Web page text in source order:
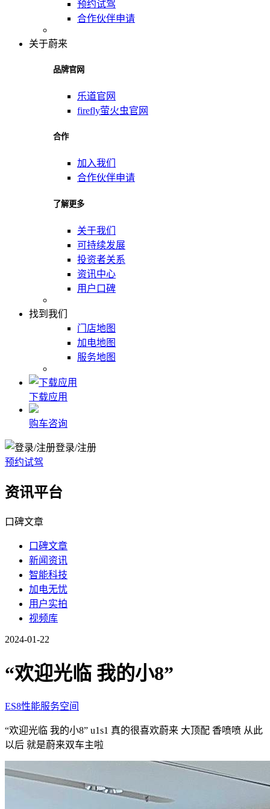
预约试驾
合作伙伴申请
关于蔚来
品牌官网
乐道官网
firefly萤火虫官网
合作
加入我们
合作伙伴申请
了解更多
关于我们
可持续发展
投资者关系
资讯中心
用户口碑
找到我们
门店地图
加电地图
服务地图
下载应用
购车咨询
登录/注册
预约试驾
资讯平台
口碑文章
口碑文章
新闻资讯
智能科技
加电无忧
用户实拍
视频库
2024-01-22
“欢迎光临 我的小8”
ES8性能服务空间
“欢迎光临 我的小8” u1s1 真的很喜欢蔚来 大顶配 香喷喷 从此
以后 就是蔚来双车主啦